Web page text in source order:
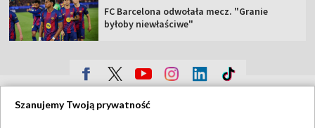
FC Barcelona odwołała mecz. "Granie
byłoby niewłaściwe"
Szanujemy Twoją prywatność